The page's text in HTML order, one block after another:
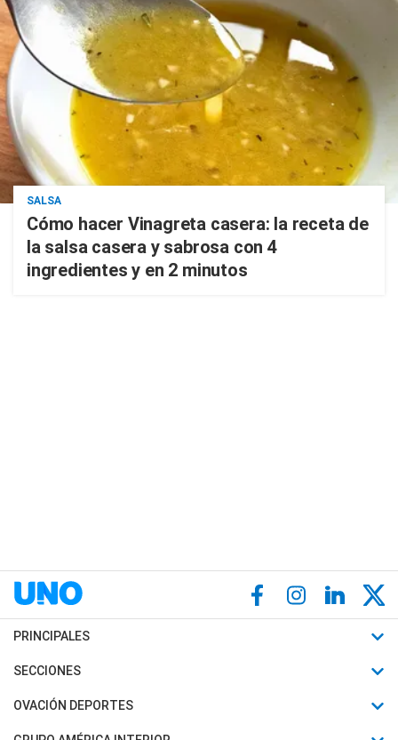
SALSA
Cómo hacer Vinagreta casera: la receta de
la salsa casera y sabrosa con 4
ingredientes y en 2 minutos
PRINCIPALES
Últimas Noticias
Política
SECCIONES
Horóscopo
Motores
OVACIÓN DEPORTES